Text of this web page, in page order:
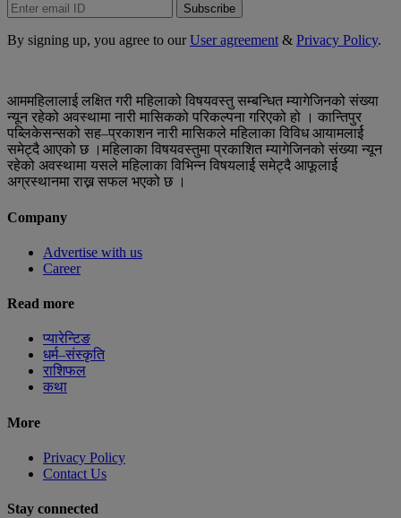
Subscribe
By signing up, you agree to ourUser agreement& Privacy Policy.
आममहिलालाई लक्षित गरी महिलाको विषयवस्तु सम्बन्धित म्यागेजिनको संख्या
न्यून रहेको अवस्थामा नारी मासिकको परिकल्पना गरिएको हो । कान्तिपुर
पब्लिकेसन्सको सह–प्रकाशन नारी मासिकले महिलाका विविध आयामलार्ई
समेट्दै आएको छ ।महिलाका विषयवस्तुमा प्रकाशित म्यागेजिनको संख्या न्यून
रहेको अवस्थामा यसले महिलाका विभिन्न विषयलार्ई समेट्दै आफूलार्ई
अग्रस्थानमा राख्न सफल भएको छ ।
Company
Advertise with us
Career
Read more
प्यारेन्टिङ
धर्म–संस्कृति
राशिफल
कथा
More
Privacy Policy
Contact Us
Stay connected